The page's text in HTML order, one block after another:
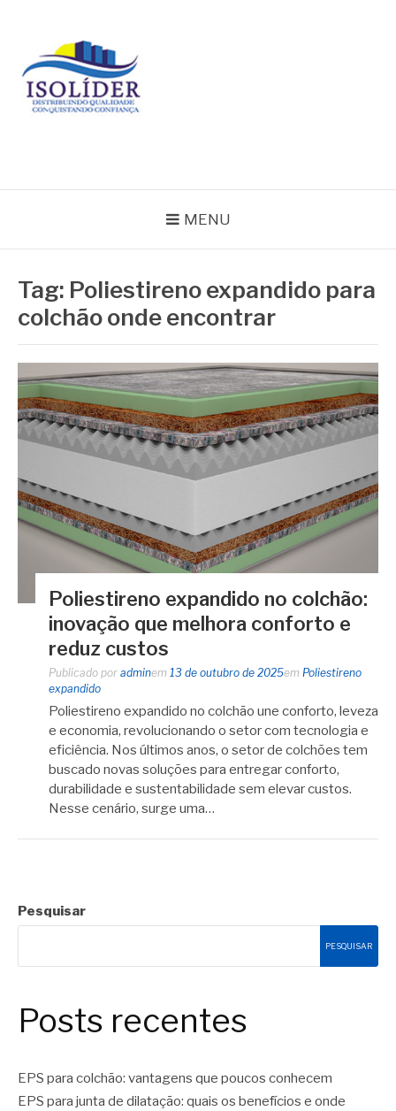
conteúdo
MENU
Tag: Poliestireno expandido para
colchão onde encontrar
Poliestireno expandido no colchão:
inovação que melhora conforto e
reduz custos
Publicado por adminem 13 de outubro de 2025em Poliestireno
expandido
Poliestireno expandido no colchão une conforto, leveza
e economia, revolucionando o setor com tecnologia e
eficiência. Nos últimos anos, o setor de colchões tem
buscado novas soluções para entregar conforto,
durabilidade e sustentabilidade sem elevar custos.
Nesse cenário, surge uma…
Pesquisar
PESQUISAR
Posts recentes
EPS para colchão: vantagens que poucos conhecem
EPS para junta de dilatação: quais os benefícios e onde